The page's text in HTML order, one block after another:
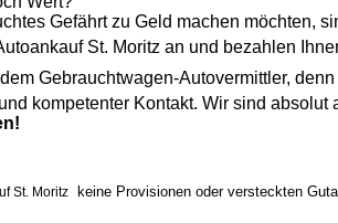
Gefährt zu Geld machen möchten,
St. Moritz an und bezahlen Ihnen auch
Gebrauchtwagen-Autovermittler,
kompetenter Kontakt. Wir sind
St. Moritz keine Provisionen oder versteckten